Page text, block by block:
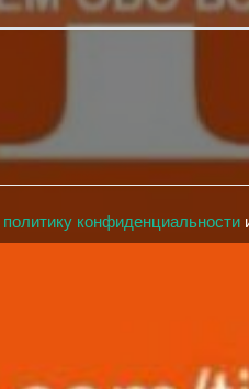
политику конфиденциальности